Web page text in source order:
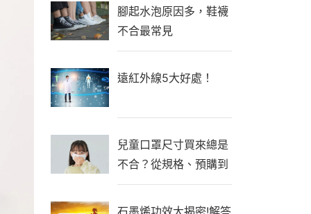
腳起水泡原因多，鞋襪
不合最常見
遠紅外線5大好處！
兒童口罩尺寸買來總是
不合？從規格、預購到
自製一次看懂！
石墨烯功效大揭密!解答